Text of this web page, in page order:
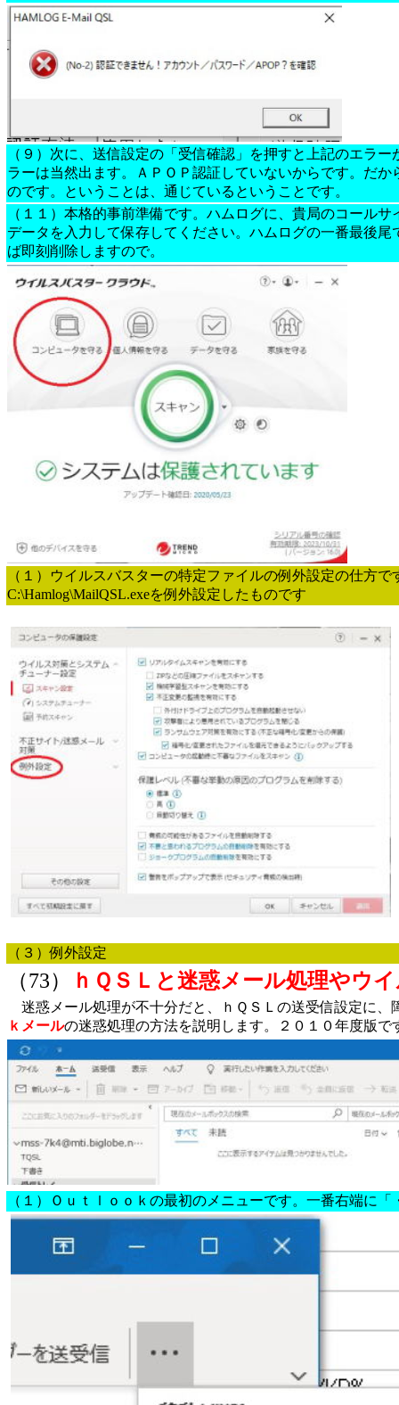
（９）次に、送信設定の「受信確認」を押すと上記のエラー
ラーは当然出ます。ＡＰＯＰ認証していないからです。だか
のです。ということは、通じているということです。
（１１）本格的事前準備です。ハムログに、貴局のコールサ
データを入力して保存してください。ハムログの一番最後尾
ば即刻削除しますので。
（１）ウイルスバスターの特定ファイルの例外設定の仕方で
C:\Hamlog\MailQSL.exeを例外設定したものです
（３）例外設定
（73） ｈＱＳＬと迷惑メール処理やウ
迷惑メール処理が不十分だと、ｈＱＳＬの送受信設定に
ｋメールの迷惑処理の方法を説明します。２０１０年度版
（１）Ｏｕｔｌｏｏｋの最初のメニューです。一番右端に